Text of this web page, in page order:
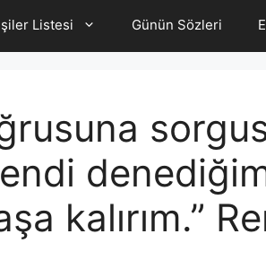
Listesi Günün Sözleri
kalırım.”